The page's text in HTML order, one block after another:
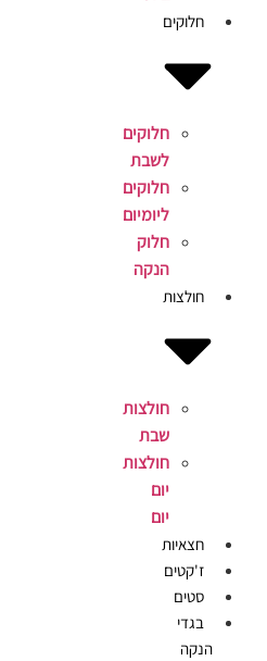
חלוקים
חלוקים
לשבת
חלוקים
ליומיום
חלוק
הנקה
חולצות
חולצות
שבת
חולצות
יום
יום
חצאיות
ז'קטים
סטים
בגדי
הנקה